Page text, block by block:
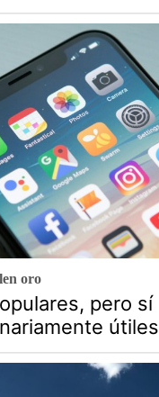
oro
pero sí
útiles